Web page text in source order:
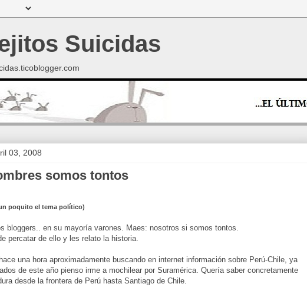
Suicidas
03, 2008
somos tontos
poquito el tema político)
bloggers.. en su mayoría varones. Maes: nosotros si somos tontos.
percatar de ello y les relato la historia.
una hora aproximadamente buscando en internet información sobre Perú-Chile, ya
de este año pienso irme a mochilear por Suramérica. Quería saber concretamente
desde la frontera de Perú hasta Santiago de Chile.